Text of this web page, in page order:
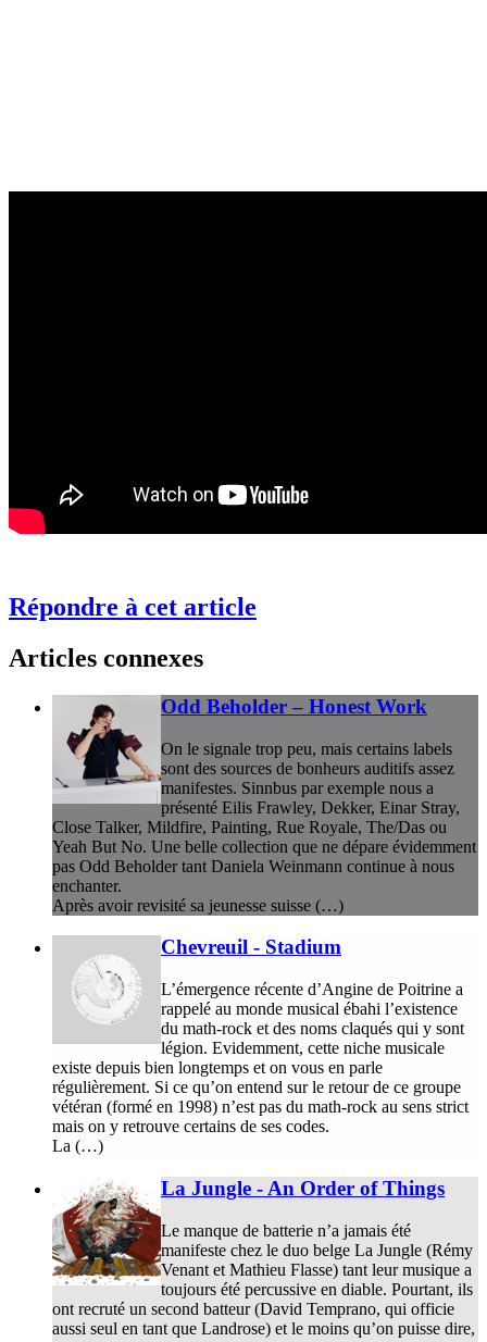
Répondre à cet article
Articles connexes
Odd Beholder – Honest Work
On le signale trop peu, mais certains labels
sont des sources de bonheurs auditifs assez
manifestes. Sinnbus par exemple nous a
présenté Eilis Frawley, Dekker, Einar Stray,
Close Talker, Mildfire, Painting, Rue Royale, The/Das ou
Yeah But No. Une belle collection que ne dépare évidemment
pas Odd Beholder tant Daniela Weinmann continue à nous
enchanter.
Après avoir revisité sa jeunesse suisse (…)
Chevreuil - Stadium
L’émergence récente d’Angine de Poitrine a
rappelé au monde musical ébahi l’existence
du math-rock et des noms claqués qui y sont
légion. Evidemment, cette niche musicale
existe depuis bien longtemps et on vous en parle
régulièrement. Si ce qu’on entend sur le retour de ce groupe
vétéran (formé en 1998) n’est pas du math-rock au sens strict
mais on y retrouve certains de ses codes.
La (…)
La Jungle - An Order of Things
Le manque de batterie n’a jamais été
manifeste chez le duo belge La Jungle (Rémy
Venant et Mathieu Flasse) tant leur musique a
toujours été percussive en diable. Pourtant, ils
ont recruté un second batteur (David Temprano, qui officie
aussi seul en tant que Landrose) et le moins qu’on puisse dire,